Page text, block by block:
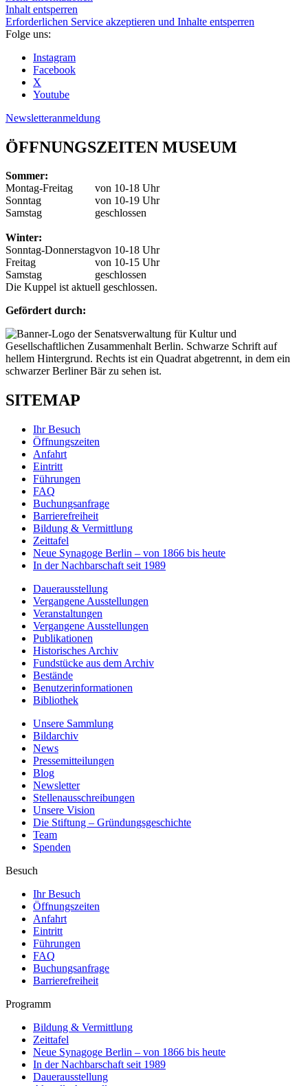
Inhalt entsperren
Erforderlichen Service akzeptieren und Inhalte entsperren
Folge uns:
Instagram
Facebook
X
Youtube
Newsletteranmeldung
ÖFFNUNGSZEITEN MUSEUM
Sommer:
Montag-Freitag
von 10-18 Uhr
Sonntag
von 10-19 Uhr
Samstag
geschlossen
Winter:
Sonntag-Donnerstagvon 10-18 Uhr
Freitag
von 10-15 Uhr
Samstag
geschlossen
Die Kuppel ist aktuell geschlossen.
Gefördert durch:
SITEMAP
Ihr Besuch
Öffnungszeiten
Anfahrt
Eintritt
Führungen
FAQ
Buchungsanfrage
Barrierefreiheit
Bildung & Vermittlung
Zeittafel
Neue Synagoge Berlin – von 1866 bis heute
In der Nachbarschaft seit 1989
Dauerausstellung
Vergangene Ausstellungen
Veranstaltungen
Vergangene Ausstellungen
Publikationen
Historisches Archiv
Fundstücke aus dem Archiv
Bestände
Benutzerinformationen
Bibliothek
Unsere Sammlung
Bildarchiv
News
Pressemitteilungen
Blog
Newsletter
Stellenausschreibungen
Unsere Vision
Die Stiftung – Gründungsgeschichte
Team
Spenden
Besuch
Ihr Besuch
Öffnungszeiten
Anfahrt
Eintritt
Führungen
FAQ
Buchungsanfrage
Barrierefreiheit
Programm
Bildung & Vermittlung
Zeittafel
Neue Synagoge Berlin – von 1866 bis heute
In der Nachbarschaft seit 1989
Dauerausstellung